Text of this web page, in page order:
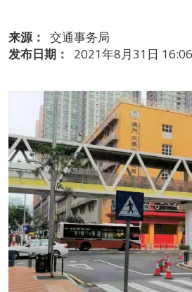
来源：
交通事务局
发布日期：
2021年8月31日 16:06